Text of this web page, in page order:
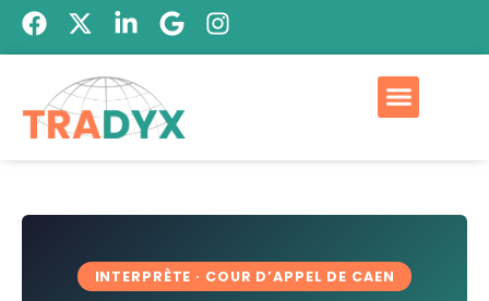
INTERPRÈTE · COUR D’APPEL DE CAEN